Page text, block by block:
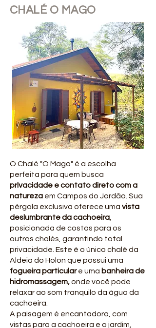
CHALÉ O MAGO
O Chalé "O Mago" é a escolha
perfeita para quem busca
privacidade e contato direto com a
natureza em Campos do Jordão. Sua
pérgola exclusiva oferece uma vista
deslumbrante da cachoeira
posicionada de costas para os
outros chalés, garantindo total
privacidade. Este é o único chalé da
Aldeia do Holon que possui uma
fogueira particulare uma banheira de
hidromassagem,onde você pode
relaxar ao som tranquilo da água da
cachoeira.
A paisagem é encantadora, com
vistas para a cachoeira e o jardim,